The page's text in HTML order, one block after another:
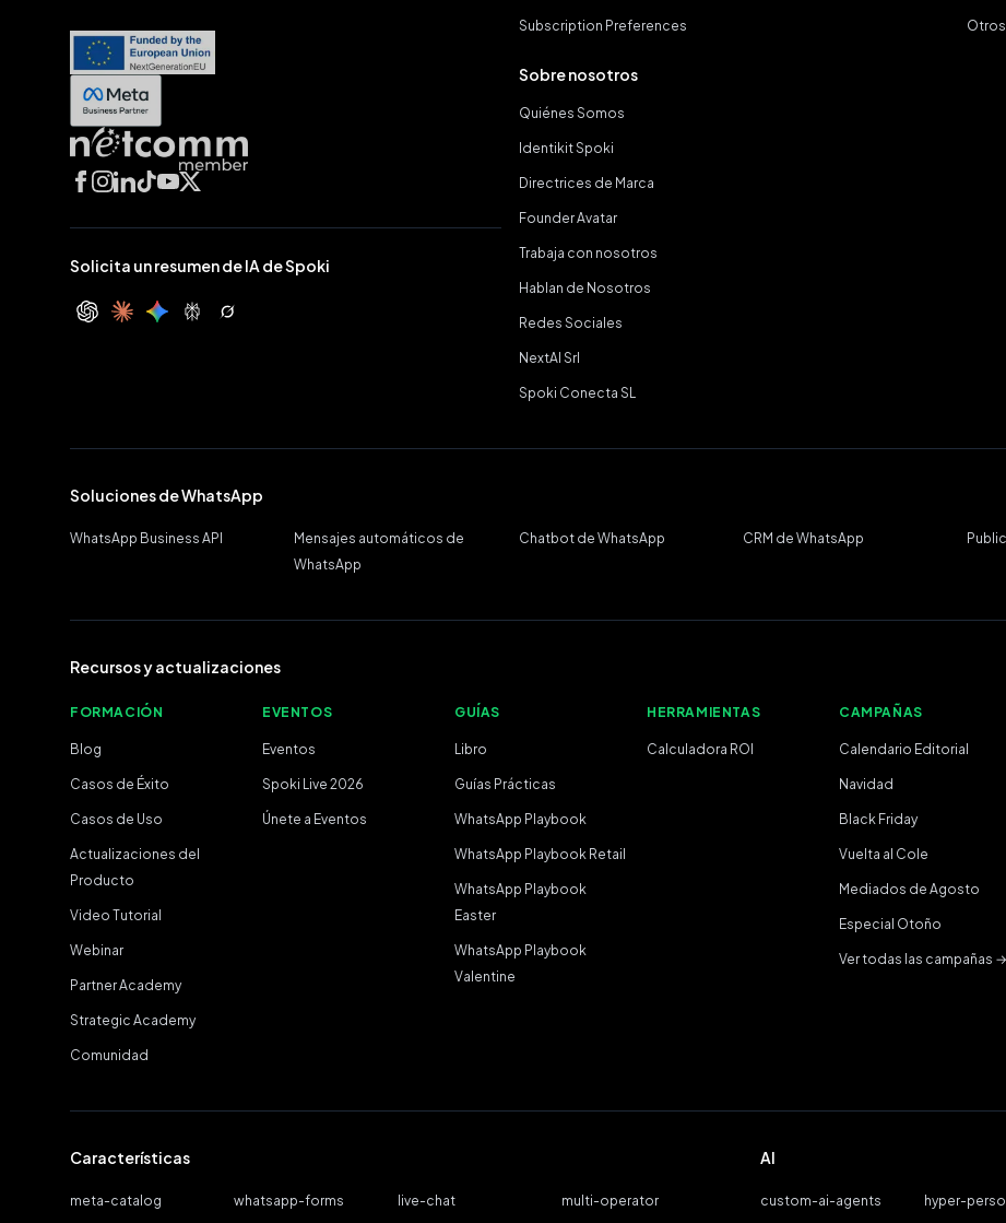
Solicita un resumen de IA de Spoki
Subscription Preferences
Sobre nosotros
Quiénes Somos
Identikit Spoki
Directrices de Marca
Founder Avatar
Trabaja con nosotros
Hablan de Nosotros
Redes Sociales
NextAI Srl
Spoki Conecta SL
Otros
Soluciones de WhatsApp
WhatsApp Business API
Mensajes automáticos de
WhatsApp
Chatbot de WhatsApp CRM de WhatsApp
Recursos y actualizaciones
FORMACIÓN
Blog
Casos de Éxito
Casos de Uso
Actualizaciones del
Producto
Video Tutorial
Webinar
Partner Academy
Strategic Academy
Comunidad
EVENTOS
Eventos
Spoki Live 2026
Únete a Eventos
GUÍAS
Libro
Guías Prácticas
WhatsApp Playbook
WhatsApp Playbook Retail
WhatsApp Playbook
Easter
WhatsApp Playbook
Valentine
HERRAMIENTAS
Calculadora ROI
CAMPAÑAS
Calendario Editorial
Navidad
Black Friday
Vuelta al Cole
Mediados de Agosto
Especial Otoño
Ver todas las campañas →
Características
meta-catalog whatsapp-forms live-chat multi-operator
AI
custom-ai-agents hyper-